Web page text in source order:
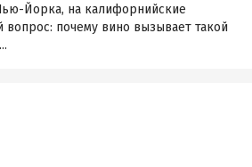
Йорка, на калифорнийские
вопрос: почему вино вызывает такой